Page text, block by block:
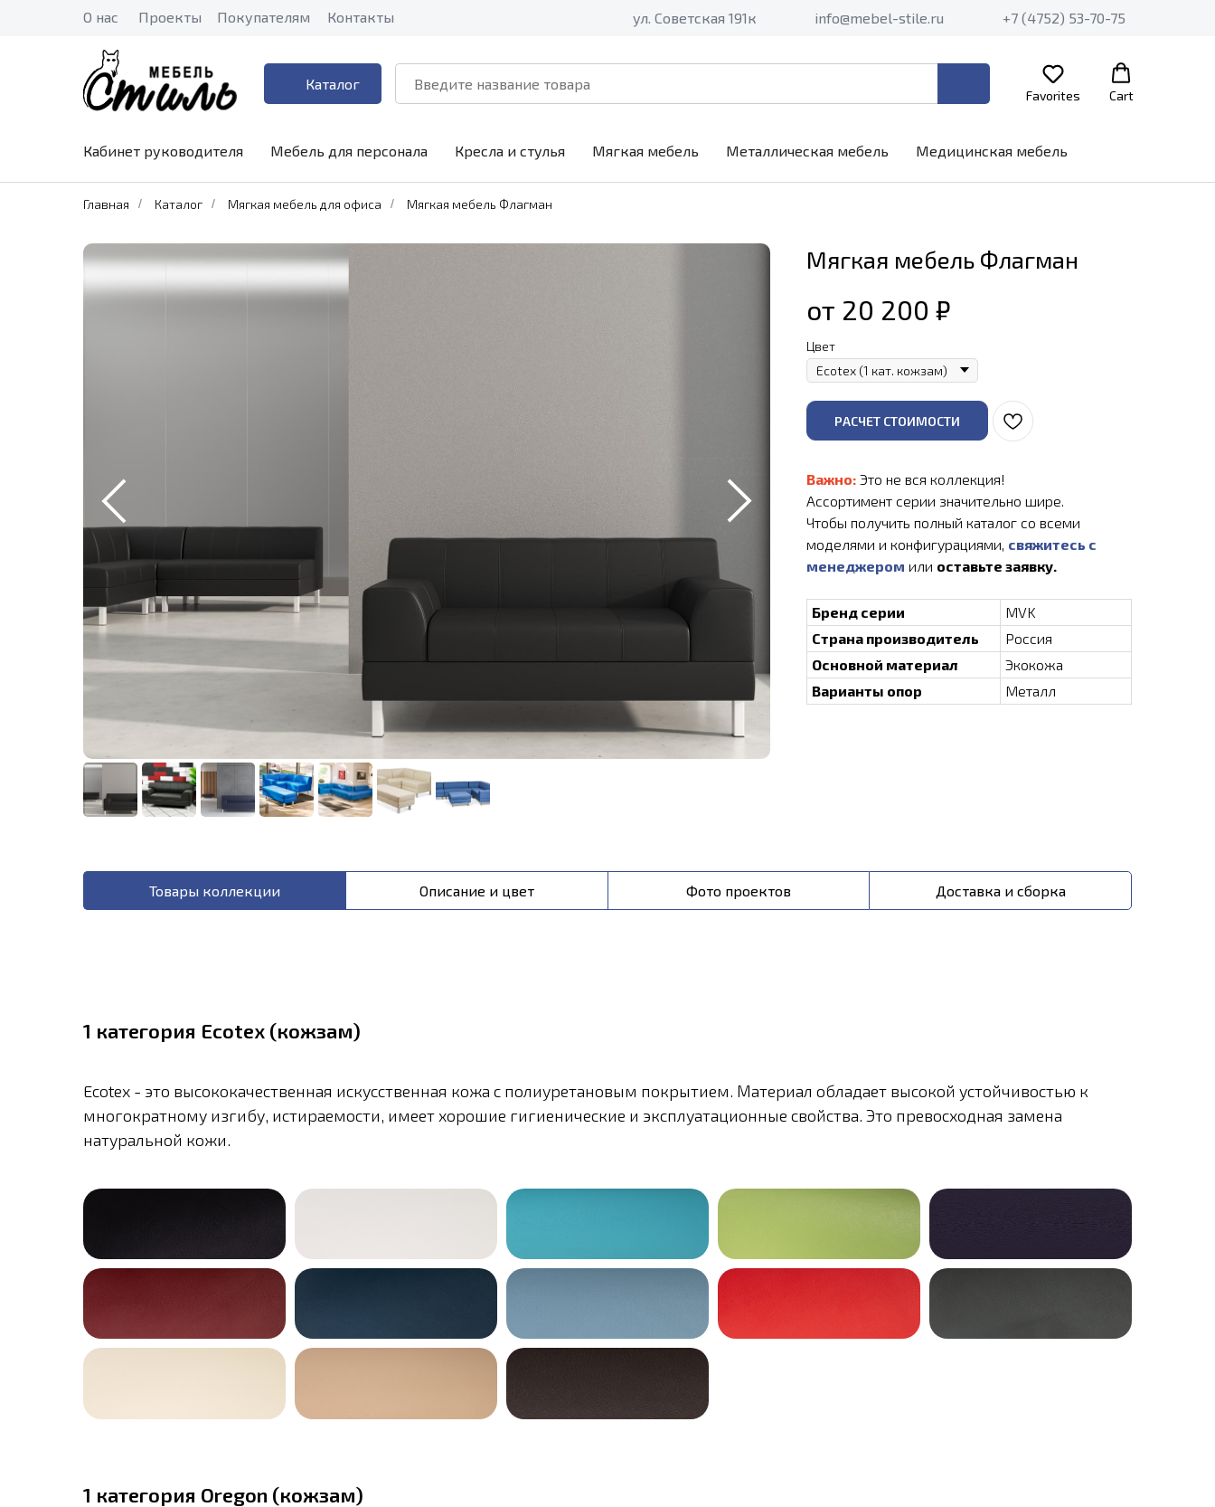
+7 (4752) 53-70-75
info@mebel-stile.ru
ул. Советская 191к
Контакты
Покупателям
Проекты
О нас
Каталог
Favorites Cart
Кабинет руководителя Мебель для персонала Кресла и стулья Мягкая мебель Металлическая мебель Медицинская мебель
Главная / Каталог / Мягкая мебель для офиса / Мягкая мебель Флагман
Мягкая мебель Флагман
от 20 200 ₽
Цвет
РАСЧЕТ СТОИМОСТИ
Важно: Это не вся коллекция!
Ассортимент серии значительно шире.
Чтобы получить полный каталог со всеми
моделями и конфигурациями, свяжитесь с
менеджером или оставьте заявку.
Бренд серии
MVK
Страна производитель
Россия
Основной материал
Экокожа
Варианты опор
Металл
Товары коллекции Описание и цвет Фото проектов Доставка и сборка
1 категория Ecotex (кожзам)
Ecotex - это высококачественная искусственная кожа с полиуретановым покрытием. Материал обладает высокой устойчивостью к
многократному изгибу, истираемости, имеет хорошие гигиенические и эксплуатационные свойства. Это превосходная замена
натуральной кожи.
1 категория Oregon (кожзам)